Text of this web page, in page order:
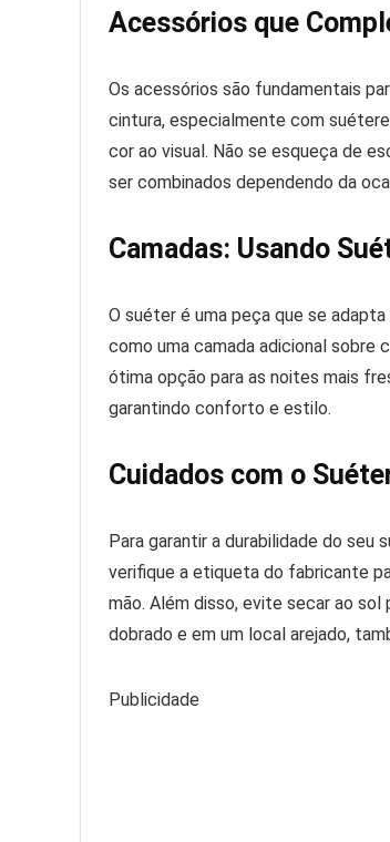
Acessórios que
Os acessórios são fundamentais
cintura, especialmente com
cor ao visual. Não se esqueça de
ser combinados dependendo da
Camadas: Usando
O suéter é uma peça que se
como uma camada adicional sobre
ótima opção para as noites mais
garantindo conforto e estilo.
Cuidados com o
Para garantir a durabilidade do seu
verifique a etiqueta do fabricante
mão. Além disso, evite secar ao sol
dobrado e em um local arejado,
Publicidade